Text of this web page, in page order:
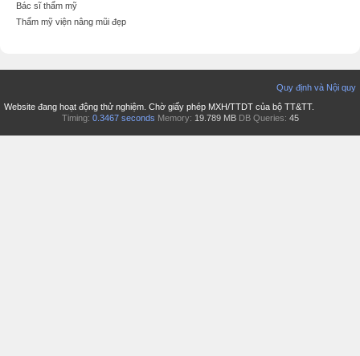
Bác sĩ thẩm mỹ
Thẩm mỹ viện nâng mũi đẹp
Quy định và Nội quy
Website đang hoạt động thử nghiệm. Chờ giấy phép MXH/TTDT của bộ TT&TT.
Timing: 0.3467 seconds Memory: 19.789 MB DB Queries: 45